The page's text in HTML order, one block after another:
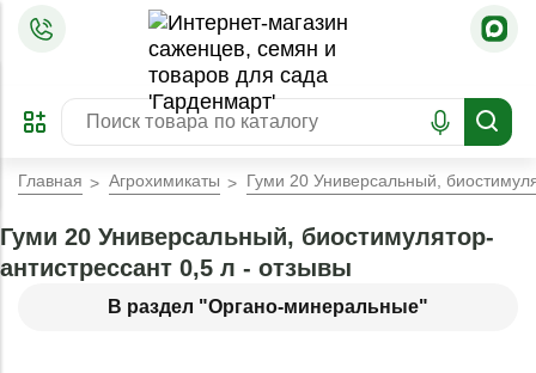
ПРЕДЗАКАЗ
ЗАБРОНИРОВАТЬ
ЛУЧШЕЕ
Главная Агрохимикаты Гуми 20 Универсальный,
В раздел "Органо-минеральные"
Гуми 20 Универсальный, биостимулятор-
антистрессант 0,5 л - отзывы